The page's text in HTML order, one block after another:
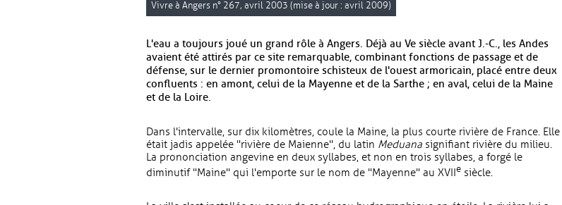
Vivre à Angers n° 267, avril 2003 (mise à jour : avril 2009)
L'eau a toujours joué un grand rôle à Angers. Déjà au Ve siècle avant J.-C., les Andes
avaient été attirés par ce site remarquable, combinant fonctions de passage et de
défense, sur le dernier promontoire schisteux de l'ouest armoricain, placé entre deux
confluents : en amont, celui de la Mayenne et de la Sarthe ; en aval, celui de la Maine
et de la Loire.
Dans l'intervalle, sur dix kilomètres, coule la Maine, la plus courte rivière de France. Elle
était jadis appelée "rivière de Maienne", du latin Meduana signifiant rivière du milieu.
La prononciation angevine en deux syllabes, et non en trois syllabes, a forgé le
diminutif "Maine" qui l'emporte sur le nom de "Mayenne" au XVIIe siècle.